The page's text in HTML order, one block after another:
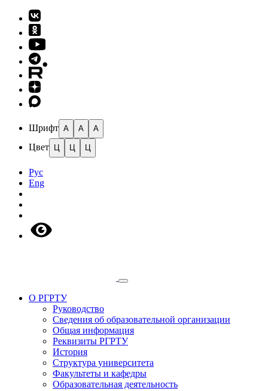
Шрифт A A A
Цвет Ц Ц Ц
Рус
Eng
О РГРТУ
Руководство
Сведения об образовательной организации
Общая информация
Реквизиты РГРТУ
История
Структура университета
Факультеты и кафедры
Образовательная деятельность